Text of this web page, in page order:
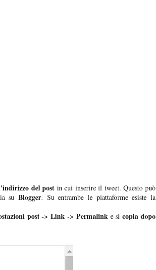
del post in cui inserire il tweet. Questo può
su Blogger. Su entrambe le piattaforme esiste la
post -> Link -> Permalinke sicopia dopo